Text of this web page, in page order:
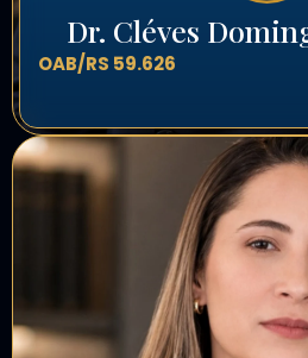
Dr. Cléves
OAB/RS 59.626